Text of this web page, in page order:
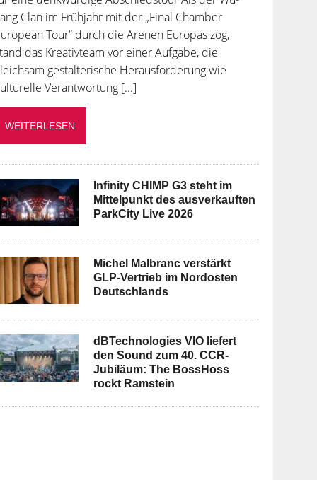
Clan im Frühjahr mit der „Final Chamber
Tour“ durch die Arenen Europas zog,
das Kreativteam vor einer Aufgabe, die
gestalterische Herausforderung wie
Verantwortung [...]
WEITERLESEN
Infinity CHIMP G3 steht im
Mittelpunkt des ausverkauften
ParkCity Live 2026
Michel Malbranc verstärkt
GLP-Vertrieb im Nordosten
Deutschlands
dBTechnologies VIO liefert
den Sound zum 40. CCR-
Jubiläum: The BossHoss
rockt Ramstein